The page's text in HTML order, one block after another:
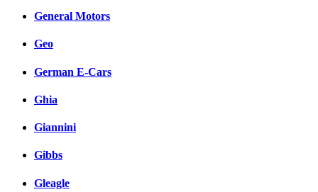
General Motors
Geo
German E-Cars
Ghia
Giannini
Gibbs
Gleagle